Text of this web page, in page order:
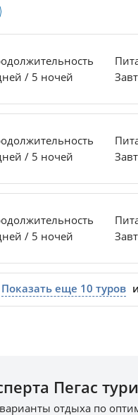
/ 5 ночей
/ 5 ночей
/ 5 ночей
Показать еще 10 туров
Пегас
отдыха по